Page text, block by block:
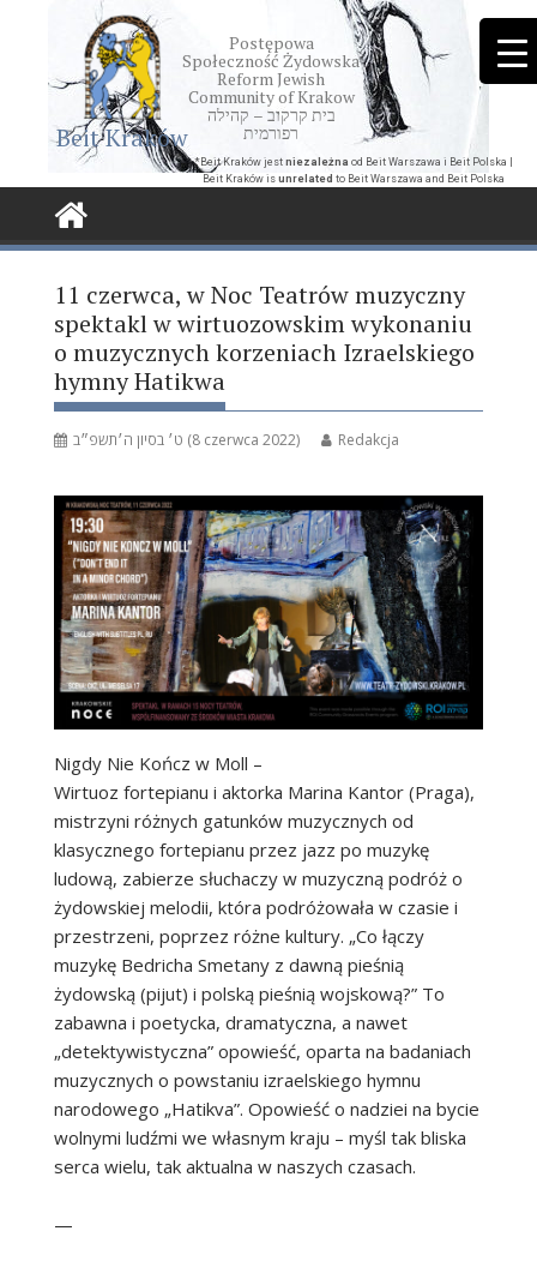
Beit Kraków
Postępowa
Społeczność Żydowska
Reform Jewish
Community of Krakow
בית קרקוב – קהילה
רפורמית
*Beit Kraków jest niezależna od Beit Warszawa i Beit Polska |
Beit Kraków is unrelated to Beit Warszawa and Beit Polska
11 czerwca, w Noc Teatrów muzyczny
spektakl w wirtuozowskim wykonaniu
o muzycznych korzeniach Izraelskiego
hymny Hatikwa
ט׳ בסיון ה׳תשפ״ב (8 czerwca 2022) Redakcja
Nigdy Nie Kończ w Moll –
Wirtuoz fortepianu i aktorka Marina Kantor (Praga),
mistrzyni różnych gatunków muzycznych od
klasycznego fortepianu przez jazz po muzykę
ludową, zabierze słuchaczy w muzyczną podróż o
żydowskiej melodii, która podróżowała w czasie i
przestrzeni, poprzez różne kultury. „Co łączy
muzykę Bedricha Smetany z dawną pieśnią
żydowską (pijut) i polską pieśnią wojskową?” To
zabawna i poetycka, dramatyczna, a nawet
„detektywistyczna” opowieść, oparta na badaniach
muzycznych o powstaniu izraelskiego hymnu
narodowego „Hatikva”. Opowieść o nadziei na bycie
wolnymi ludźmi we własnym kraju – myśl tak bliska
serca wielu, tak aktualna w naszych czasach.
—